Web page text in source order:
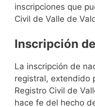
inscripciones que
Civil de Valle de
Inscripción
La inscripción de
registral, extendido
Registro Civil de
hace fe del hecho